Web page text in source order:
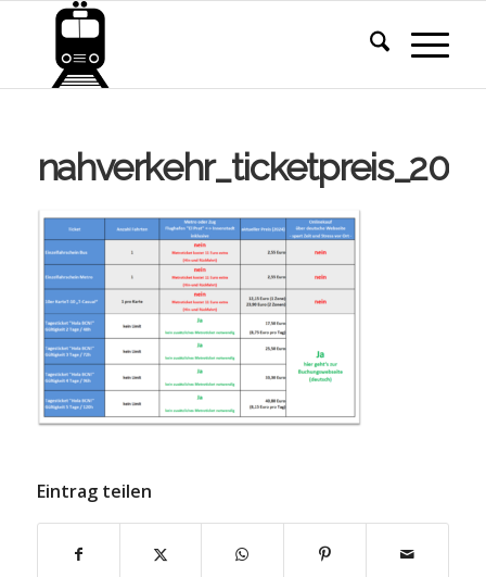
nahverkehr_ticketpreis_2024
Eintrag teilen